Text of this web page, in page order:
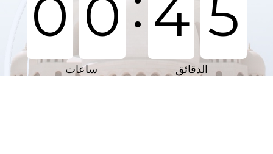
0 0 4 5
ساعات الدقائق